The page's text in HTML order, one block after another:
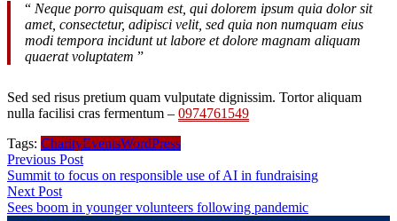
“ Neque porro quisquam est, qui dolorem ipsum quia dolor sit
amet, consectetur, adipisci velit, sed quia non numquam eius
modi tempora incidunt ut labore et dolore magnam aliquam
quaerat voluptatem ”
Sed sed risus pretium quam vulputate dignissim. Tortor aliquam
nulla facilisi cras fermentum – 0974761549
Tags: CharityEventsWordPress
Previous Post
Summit to focus on responsible use of AI in fundraising
Next Post
Sees boom in younger volunteers following pandemic